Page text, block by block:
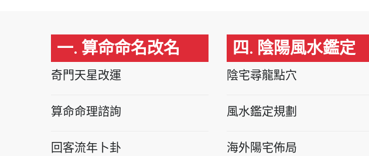
一. 算命命名改名
奇門天星改運
算命命理諮詢
回客流年卜卦
四. 陰陽風水鑑定
陰宅尋龍點穴
風水鑑定規劃
海外陽宅佈局